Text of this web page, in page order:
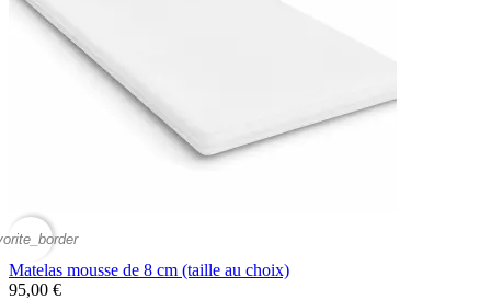
Matelas mousse de 8 cm (taille au choix)
95,00 €